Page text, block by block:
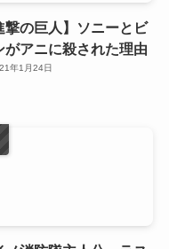
撃の巨人】ソニーとビ
がアニに殺された理由
年1月24日